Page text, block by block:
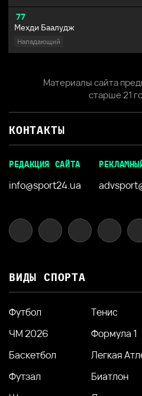
77
Мехди Баалудж
Нападающий
Материалы сайта
старше 21
КОНТАКТЫ
РЕДАКЦИЯ САЙТА
info@sport24.ua
ВИДЫ СПОРТА
Футбол Тенис
ЧМ 2026
Формула 1
Баскетбол
Легкая
Футзал
Биатлон